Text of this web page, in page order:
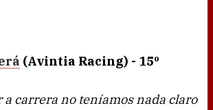
(Avintia Racing) - 15º
a carrera no teníamos nada claro